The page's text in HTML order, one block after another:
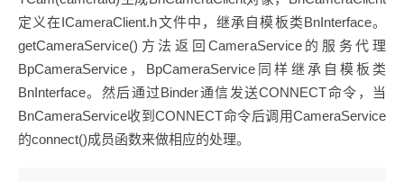
定义在ICameraClient.h文件中，继承自模板类BnInterface。
getCameraService()方法返回CameraService的服务代理
BpCameraService，BpCameraService同样继承自模板类
BnInterface。然后通过Binder通信发送CONNECT命令，当
BnCameraService收到CONNECT命令后调用CameraService
的connect()成员函数来做相应的处理。